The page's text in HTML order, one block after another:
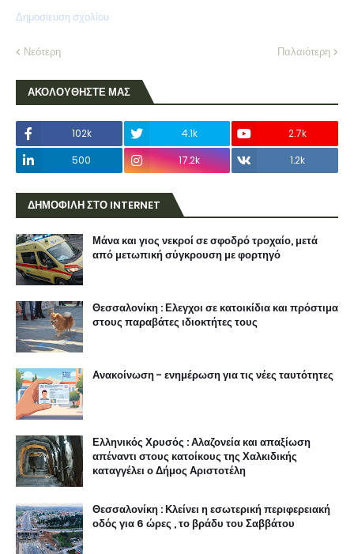
Δημοσίευση σχολίου
Νεότερη Παλαιότερη
ΑΚΟΛΟΥΘΗΣΤΕ ΜΑΣ
102k 4.1k
2.7k
500
17.2k 1.2k
ΔΗΜΟΦΙΛΗ ΣΤΟ INTERNET
Μάνα και γιος νεκροί σε σφοδρό τροχαίο, μετά
από μετωπική σύγκρουση με φορτηγό
Θεσσαλονίκη : Ελεγχοι σε κατοικίδια και πρόστιμα
στους παραβάτες ιδιοκτήτες τους
Ανακοίνωση - ενημέρωση για τις νέες ταυτότητες
Ελληνικός Χρυσός : Αλαζονεία και απαξίωση
απέναντι στους κατοίκους της Χαλκιδικής
καταγγέλει ο Δήμος Αριστοτέλη
Θεσσαλονίκη : Κλείνει η εσωτερική περιφερειακή
οδός για 6 ώρες , το βράδυ του Σαββάτου